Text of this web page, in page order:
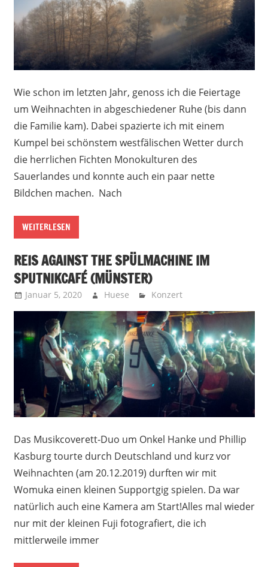
Wie schon im letzten Jahr, genoss ich die Feiertage
um Weihnachten in abgeschiedener Ruhe (bis dann
die Familie kam). Dabei spazierte ich mit einem
Kumpel bei schönstem westfälischen Wetter durch
die herrlichen Fichten Monokulturen des
Sauerlandes und konnte auch ein paar nette
Bildchen machen. Nach
WEITERLESEN
REIS AGAINST THE SPÜLMACHINE IM
SPUTNIKCAFÉ (MÜNSTER)
Januar 5, 2020 Huese Konzert
Das Musikcoverett-Duo um Onkel Hanke und Phillip
Kasburg tourte durch Deutschland und kurz vor
Weihnachten (am 20.12.2019) durften wir mit
Womuka einen kleinen Supportgig spielen. Da war
natürlich auch eine Kamera am Start!Alles mal wieder
nur mit der kleinen Fuji fotografiert, die ich
mittlerweile immer